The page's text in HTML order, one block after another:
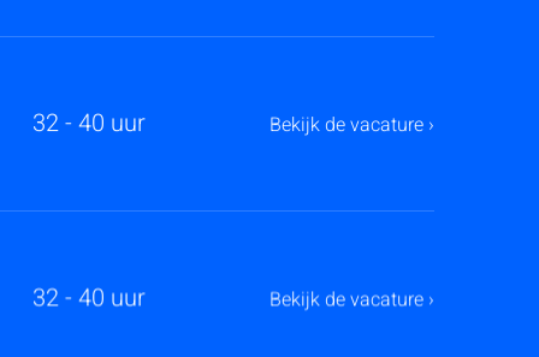
32 - 40 uur Bekijk de vacature ›
32 - 40 uur Bekijk de vacature ›